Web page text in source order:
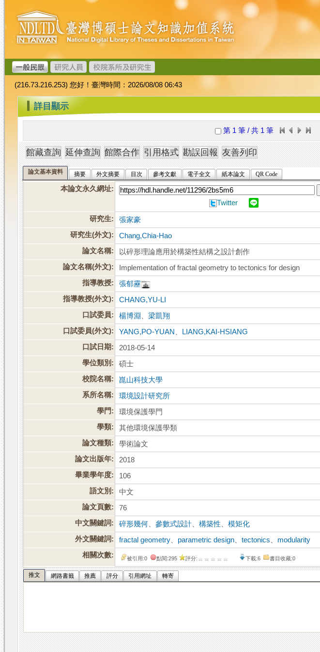
跳
到
主
要
內
容
臺
灣
博
碩
士
論
文
加
值
系
統
(216.73.216.253) 您好！臺灣時間：2026/08/08 06:43
::: 詳目顯示
第 1 筆 / 共 1 筆
論文基本資料 摘要 外文摘要 目次 參考文獻 電子全文 紙本論文 QR Code
本論文永久網址:
Twitter
研究生:
張家豪
研究生(外文):
Chang,Chia-Hao
論文名稱:
以碎形理論應用於構築性結構之設計創作
論文名稱(外文):
Implementation of fractal geometry to tectonics for design
指導教授:
張郁靂
指導教授(外文):
CHANG,YU-LI
口試委員:
楊博淵 、梁凱翔
口試委員(外文):
YANG,PO-YUAN
LIANG,KAI-HSIANG
口試日期:
2018-05-14
學位類別:
碩士
校院名稱:
崑山科技大學
系所名稱:
環境設計研究所
學門:
環境保護學門
學類:
其他環境保護學類
論文種類:
學術論文
論文出版年:
2018
畢業學年度:
106
語文別:
中文
論文頁數:
76
中文關鍵詞:
碎形幾何 、參數式設計 、構築性 、模矩化
外文關鍵詞:
fractal geometry parametric design 、tectonics
modularity
相關次數:
被引用:0 點閱:295 評分: 下載:6 書目收藏:0
推文 網路書籤 推薦 評分 引用網址 轉寄